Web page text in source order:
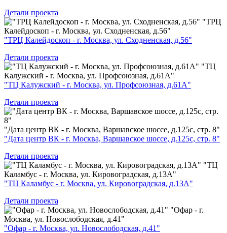
Детали проекта
"ТРЦ
Калейдоскоп - г. Москва, ул. Сходненская, д.56"
"ТРЦ Калейдоскоп - г. Москва, ул. Сходненская, д.56"
Детали проекта
"ТЦ
Калужский - г. Москва, ул. Профсоюзная, д.61А"
"ТЦ Калужский - г. Москва, ул. Профсоюзная, д.61А"
Детали проекта
"Дата центр ВК - г. Москва, Варшавское шоссе, д.125с, стр. 8"
"Дата центр ВК - г. Москва, Варшавское шоссе, д.125с, стр. 8"
Детали проекта
"ТЦ
Каламбус - г. Москва, ул. Кировоградская, д.13А"
"ТЦ Каламбус - г. Москва, ул. Кировоградская, д.13А"
Детали проекта
"Офар - г.
Москва, ул. Новослободская, д.41"
"Офар - г. Москва, ул. Новослободская, д.41"